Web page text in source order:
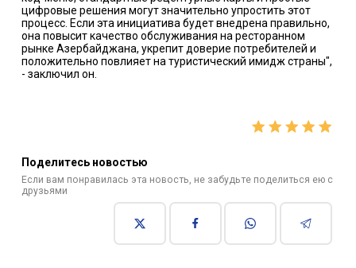
цифровые решения могут значительно упростить этот
процесс. Если эта инициатива будет внедрена правильно,
она повысит качество обслуживания на ресторанном
рынке Азербайджана, укрепит доверие потребителей и
положительно повлияет на туристический имидж страны",
- заключил он.
Поделитесь новостью
Если вам понравилась эта новость, не забудьте поделиться ею с
друзьями